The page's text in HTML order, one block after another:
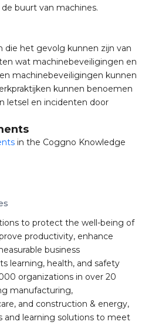
buurt van machines.
die het gevolg kunnen zijn van
wat machinebeveiligingen en
machinebeveiligingen kunnen
kunnen benoemen
letsel en incidenten door
in the Coggno Knowledge
to protect the well-being of
productivity, enhance
business
learning, health, and safety
organizations in over 20
manufacturing,
and construction & energy,
and learning solutions to meet